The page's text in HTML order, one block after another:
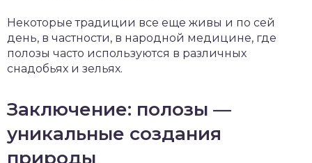
Некоторые традиции все еще живы и по сей
день, в частности, в народной медицине, где
полозы часто используются в различных
снадобьях и зельях.
Заключение: полозы —
уникальные создания
природы